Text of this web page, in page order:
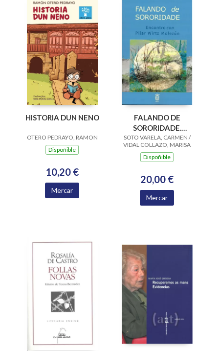
HISTORIA DUN NENO
OTERO PEDRAYO, RAMON
Dispoñible
10,20 €
Mercar
FALANDO DE
SORORIDADE.
ENCONTRO CON
PILAR WIRTZ
MOLEZUN
SOTO VARELA, CARMEN /
VIDAL COLLAZO, MARISA
Dispoñible
20,00 €
Mercar